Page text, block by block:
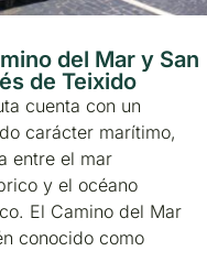
del Mar y San
de Teixido
cuenta con un
carácter marítimo,
entre el mar
y el océano
El Camino del Mar
conocido como